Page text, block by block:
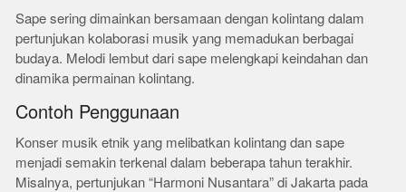
Sape sering dimainkan bersamaan dengan kolintang dalam
pertunjukan kolaborasi musik yang memadukan berbagai
budaya. Melodi lembut dari sape melengkapi keindahan dan
dinamika permainan kolintang.
Contoh Penggunaan
Konser musik etnik yang melibatkan kolintang dan sape
menjadi semakin terkenal dalam beberapa tahun terakhir.
Misalnya, pertunjukan “Harmoni Nusantara” di Jakarta pada